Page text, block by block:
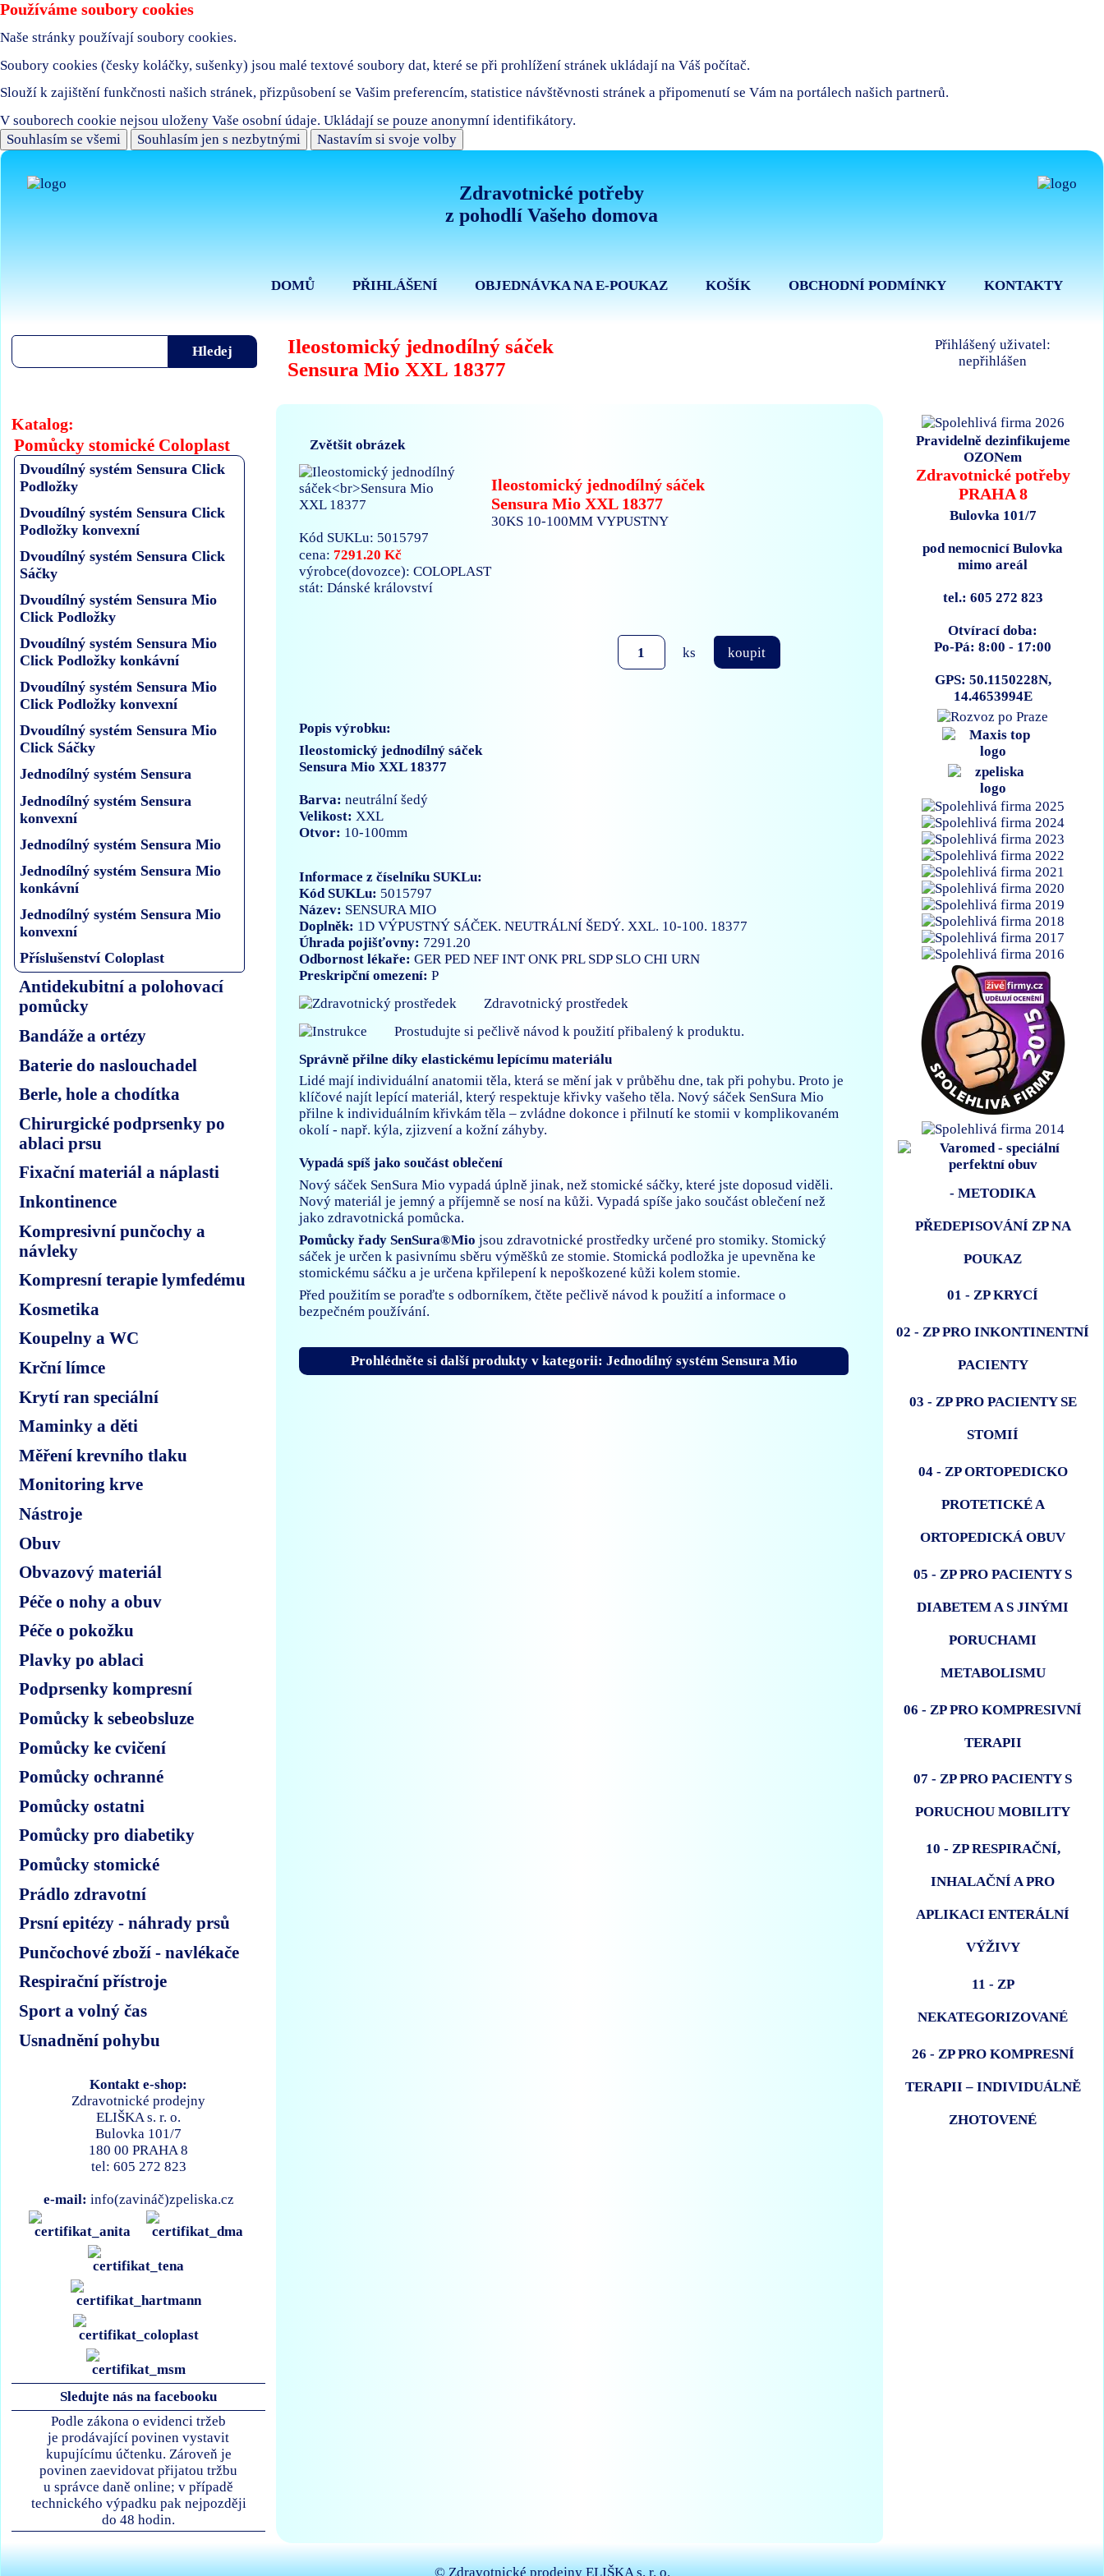
Používáme soubory cookies
Naše stránky používají soubory cookies.
Soubory cookies (česky koláčky, sušenky) jsou malé textové soubory dat, které se při prohlížení stránek ukládají na Váš počítač.
Slouží k zajištění funkčnosti našich stránek, přizpůsobení se Vašim preferencím, statistice návštěvnosti stránek a připomenutí se Vám na portálech našich partnerů.
V souborech cookie nejsou uloženy Vaše osobní údaje. Ukládají se pouze anonymní identifikátory.
Souhlasím se všemi
Souhlasím jen s nezbytnými Nastavím si svoje volby
Zdravotnické potřeby
z pohodlí Vašeho domova
KONTAKTY
OBCHODNÍ PODMÍNKY
KOŠÍK
OBJEDNÁVKA NA E-POUKAZ
PŘIHLÁŠENÍ
DOMŮ
Ileostomický jednodílný sáček
Sensura Mio XXL 18377
Přihlášený uživatel:
nepřihlášen
Katalog:
Pomůcky stomické Coloplast
Dvoudílný systém Sensura Click
Podložky
Dvoudílný systém Sensura Click
Podložky konvexní
Dvoudílný systém Sensura Click
Sáčky
Dvoudílný systém Sensura Mio
Click Podložky
Dvoudílný systém Sensura Mio
Click Podložky konkávní
Dvoudílný systém Sensura Mio
Click Podložky konvexní
Dvoudílný systém Sensura Mio
Click Sáčky
Jednodílný systém Sensura
Jednodílný systém Sensura
konvexní
Jednodílný systém Sensura Mio
Jednodílný systém Sensura Mio
konkávní
Jednodílný systém Sensura Mio
konvexní
Příslušenství Coloplast
Antidekubitní a polohovací
pomůcky
Bandáže a ortézy
Baterie do naslouchadel
Berle, hole a chodítka
Chirurgické podprsenky po
ablaci prsu
Fixační materiál a náplasti
Inkontinence
Kompresivní punčochy a
návleky
Kompresní terapie lymfedému
Kosmetika
Koupelny a WC
Krční límce
Krytí ran speciální
Maminky a děti
Měření krevního tlaku
Monitoring krve
Nástroje
Obuv
Obvazový materiál
Péče o nohy a obuv
Péče o pokožku
Plavky po ablaci
Podprsenky kompresní
Pomůcky k sebeobsluze
Pomůcky ke cvičení
Pomůcky ochranné
Pomůcky ostatni
Pomůcky pro diabetiky
Pomůcky stomické
Prádlo zdravotní
Prsní epitézy - náhrady prsů
Punčochové zboží - navlékače
Respirační přístroje
Sport a volný čas
Usnadnění pohybu
Kontakt e-shop:
Zdravotnické prodejny
ELIŠKA s. r. o.
Bulovka 101/7
180 00 PRAHA 8
tel: 605 272 823
e-mail: info(zavináč)zpeliska.cz
Sledujte nás na facebooku
Podle zákona o evidenci tržeb
je prodávající povinen vystavit
kupujícímu účtenku. Zároveň je
povinen zaevidovat přijatou tržbu
u správce daně online; v případě
technického výpadku pak nejpozději
do 48 hodin.
Zvětšit obrázek
Ileostomický jednodílný sáček
Sensura Mio XXL 18377
30KS 10-100MM VYPUSTNY
Kód SUKLu: 5015797
cena: 7291.20 Kč
výrobce(dovozce): COLOPLAST
stát: Dánské království
ks koupit
Popis výrobku:
Ileostomický jednodílný sáček
Sensura Mio XXL 18377
Barva: neutrální šedý
Velikost: XXL
Otvor: 10-100mm
Informace z číselníku SUKLu:
Kód SUKLu: 5015797
Název: SENSURA MIO
Doplněk: 1D VÝPUSTNÝ SÁČEK. NEUTRÁLNÍ ŠEDÝ. XXL. 10-100. 18377
Úhrada pojišťovny: 7291.20
Odbornost lékaře: GERPED NEF INTONK PRL SDP SLO CHI URN
Preskripční omezení: P
Zdravotnický prostředek
Prostudujte si pečlivě návod k použití přibalený k produktu.
Správně přilne díky elastickému lepícímu materiálu
Lidé mají individuální anatomii těla, která se mění jak v průběhu dne, tak při pohybu. Proto je
klíčové najít lepící materiál, který respektuje křivky vašeho těla. Nový sáček SenSura Mio
přilne k individuálním křivkám těla – zvládne dokonce i přilnutí ke stomii v komplikovaném
okolí - např. kýla, zjizvení a kožní záhyby.
Vypadá spíš jako součást oblečení
Nový sáček SenSura Mio vypadá úplně jinak, než stomické sáčky, které jste doposud viděli.
Nový materiál je jemný a příjemně se nosí na kůži. Vypadá spíše jako součást oblečení než
jako zdravotnická pomůcka.
Pomůcky řady SenSura®Mio jsou zdravotnické prostředky určené pro stomiky. Stomický
sáček je určen k pasivnímu sběru výměšků ze stomie. Stomická podložka je upevněna ke
stomickému sáčku a je určena kpřilepení k nepoškozené kůži kolem stomie.
Před použitím se poraďte s odborníkem, čtěte pečlivě návod k použití a informace o
bezpečném používání.
Prohlédněte si další produkty v kategorii: Jednodílný systém Sensura Mio
Pravidelně dezinfikujeme
OZONem
Zdravotnické potřeby
PRAHA 8
Bulovka 101/7
pod nemocnicí Bulovka
mimo areál
tel.: 605 272 823
Otvírací doba:
Po-Pá: 8:00 - 17:00
GPS: 50.1150228N,
14.4653994E
- METODIKA
PŘEDEPISOVÁNÍ ZP NA
POUKAZ
01 - ZP KRYCÍ
02 - ZP PRO INKONTINENTNÍ
PACIENTY
03 - ZP PRO PACIENTY SE
STOMIÍ
04 - ZP ORTOPEDICKO
PROTETICKÉ A
ORTOPEDICKÁ OBUV
05 - ZP PRO PACIENTY S
DIABETEM A S JINÝMI
PORUCHAMI
METABOLISMU
06 - ZP PRO KOMPRESIVNÍ
TERAPII
07 - ZP PRO PACIENTY S
PORUCHOU MOBILITY
10 - ZP RESPIRAČNÍ,
INHALAČNÍ A PRO
APLIKACI ENTERÁLNÍ
VÝŽIVY
11 - ZP
NEKATEGORIZOVANÉ
26 - ZP PRO KOMPRESNÍ
TERAPII – INDIVIDUÁLNĚ
ZHOTOVENÉ
© Zdravotnické prodejny ELIŠKA s. r. o.